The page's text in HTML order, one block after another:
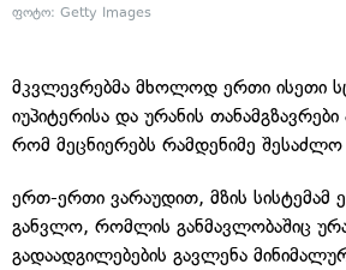
ფოტო: Getty Images
მკვლევრებმა მხოლოდ ერთი ისეთი
იუპიტერისა და ურანის
რომ მეცნიერებს რამდენიმე შესაძლო
ერთ-ერთი ვარაუდით, მზის სისტემამ
განვლო, რომლის განმავლობაშიც
გადაადგილებების გავლენა